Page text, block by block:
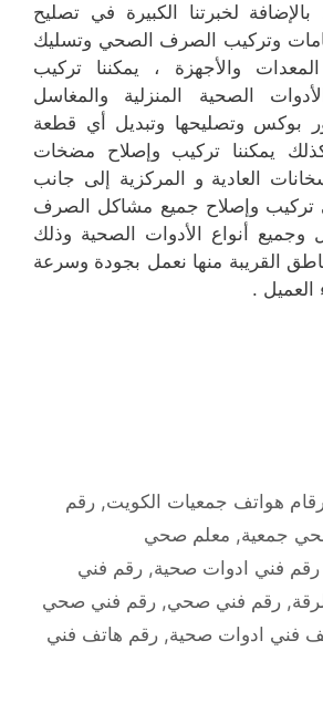
بالإضافة لخبرتنا الكبيرة في تصليح
وتركيب الصرف الصحي وتسليك
والأجهزة ، يمكننا تركيب
الصحية المنزلية والمغاسل
بوكس وتصليحها وتبديل أي قطعة
يمكننا تركيب وإصلاح مضخات
العادية و المركزية إلى جانب
تركيب وإصلاح جميع مشاكل الصرف
وجميع أنواع الأدوات الصحية وذلك
القريبة منها نعمل بجودة وسرعة
العميل .
هواتف جمعيات الكويت,رقم
جمعية, معلم صحي
رقم فني ادوات صحية,رقم فني
, رقم فني صحي, رقم فني صحي
فني ادوات صحية, رقم هاتف فني